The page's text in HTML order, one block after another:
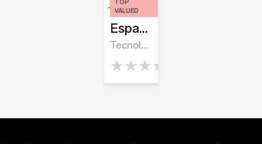
TOP
VALUED
Espacios a tu medida
Tecnología para el hogar
0.0 rating